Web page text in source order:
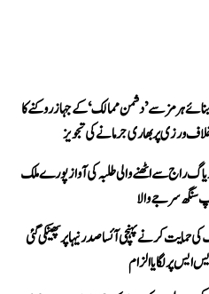
ہرمز سے ’دشمن ممالک‘ کے جہاز روکنے کا
ورزی پر بھاری جرمانے کی تجویز
راج سے اٹھنے والی طلبہ کی آواز پورے ملک
سنگھ سرجے والا
حمایت کرنے پہنچی آئسا صدر نیہا پر پھینکی گئی
ایس پر لگایا الزام